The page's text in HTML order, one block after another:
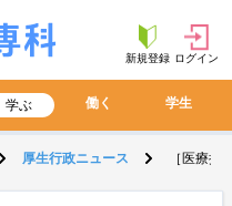
新規登録 ログイン
学ぶ 働く 学生
厚生行政ニュース ［医療